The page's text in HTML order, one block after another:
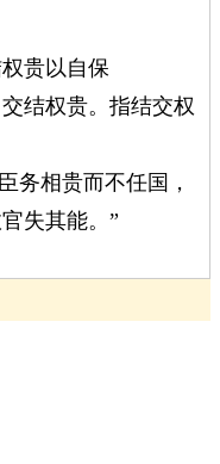
贵以自保
结权贵。指结交权
务相贵而不任国，
失其能。”